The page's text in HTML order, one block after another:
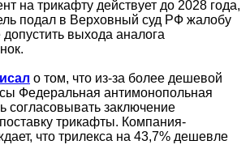
на трикафту действует до 2028 года,
подал в Верховный суд РФ жалобу
выхода аналога
о том, что из-за более дешевой
Федеральная антимонопольная
согласовывать заключение
поставку трикафты. Компания-
что трилекса на 43,7% дешевле